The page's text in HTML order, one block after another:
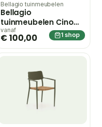
Bellagio tuinmeubelen
Bellagio
tuinmeubelen Cino
dining tuinstoel
stapelbaar – Blauw
vanaf
€ 100,00 1 shop